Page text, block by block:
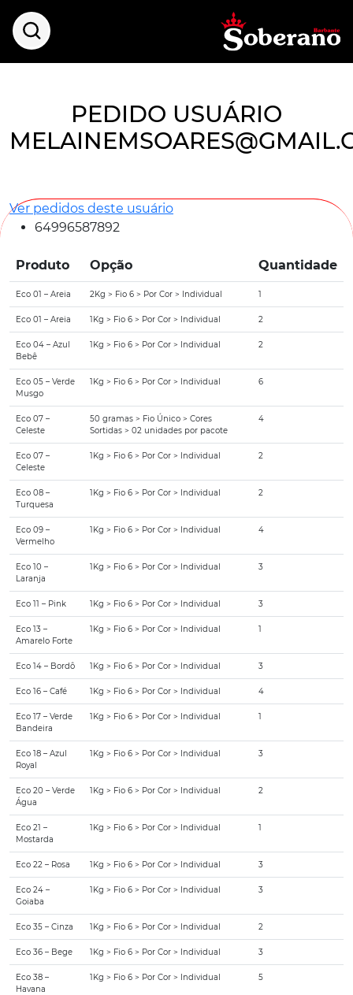
PEDIDO USUÁRIO
Ver pedidos deste usuário
64996587892
Produto Opção Quantidade
Eco 01 – Areia 2Kg > Fio 6 > Por Cor > Individual 1
Eco 01 – Areia 1Kg > Fio 6 > Por Cor > Individual 2
Eco 04 – Azul
Bebê
1Kg > Fio 6 > Por Cor > Individual 2
Eco 05 – Verde
Musgo
1Kg > Fio 6 > Por Cor > Individual 6
Eco 07 –
Celeste
50 gramas > Fio Único > Cores
Sortidas > 02 unidades por pacote
4
Eco 07 –
Celeste
1Kg > Fio 6 > Por Cor > Individual 2
Eco 08 –
Turquesa
1Kg > Fio 6 > Por Cor > Individual 2
Eco 09 –
Vermelho
1Kg > Fio 6 > Por Cor > Individual 4
Eco 10 –
Laranja
1Kg > Fio 6 > Por Cor > Individual 3
Eco 11 – Pink 1Kg > Fio 6 > Por Cor > Individual 3
Eco 13 –
Amarelo Forte
1Kg > Fio 6 > Por Cor > Individual 1
Eco 14 – Bordô 1Kg > Fio 6 > Por Cor > Individual 3
Eco 16 – Café 1Kg > Fio 6 > Por Cor > Individual 4
Eco 17 – Verde
Bandeira
1Kg > Fio 6 > Por Cor > Individual 1
Eco 18 – Azul
Royal
1Kg > Fio 6 > Por Cor > Individual 3
Eco 20 – Verde
Água
1Kg > Fio 6 > Por Cor > Individual 2
Eco 21 –
Mostarda
1Kg > Fio 6 > Por Cor > Individual 1
Eco 22 – Rosa 1Kg > Fio 6 > Por Cor > Individual 3
Eco 24 –
Goiaba
1Kg > Fio 6 > Por Cor > Individual 3
Eco 35 – Cinza 1Kg > Fio 6 > Por Cor > Individual 2
Eco 36 – Bege 1Kg > Fio 6 > Por Cor > Individual 3
Eco 38 –
Havana
1Kg > Fio 6 > Por Cor > Individual 5